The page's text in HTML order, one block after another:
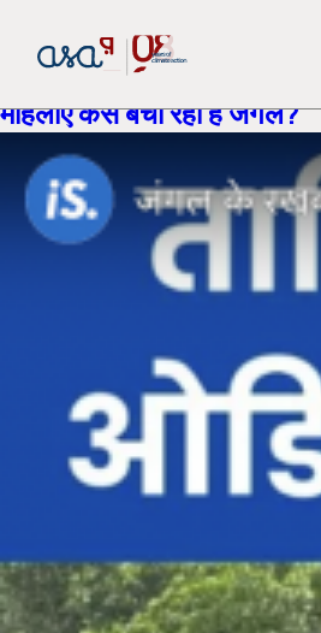
or
newsroom-state:
Article | जंगल के रखवाले:
महिलाएं कैसे बचा रही हैं जंगल?